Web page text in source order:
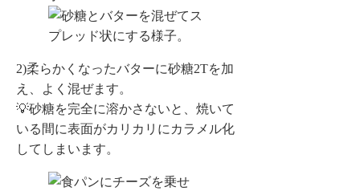
2)柔らかくなったバターに砂糖2Tを加
え、よく混ぜます。
💡砂糖を完全に溶かさないと、焼いて
いる間に表面がカリカリにカラメル化
してしまいます。